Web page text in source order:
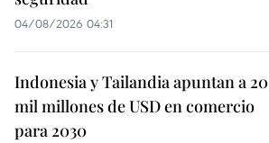
04/08/2026 04:31
Indonesia y Tailandia apuntan a 20
mil millones de USD en comercio
para 2030